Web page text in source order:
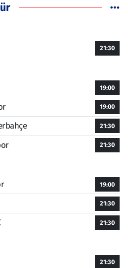
21:30
19:00
19:00
21:30
21:30
19:00
21:30
21:30
21:30